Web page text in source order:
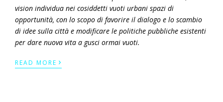
visionindividua nei cosiddettivuoti urbanispazi di
opportunità, con lo scopo di favorire il dialogo e lo scambio
di idee sulla città e modificare le politiche pubbliche esistenti
per dare nuova vita a gusci ormai vuoti.
READ MORE ›